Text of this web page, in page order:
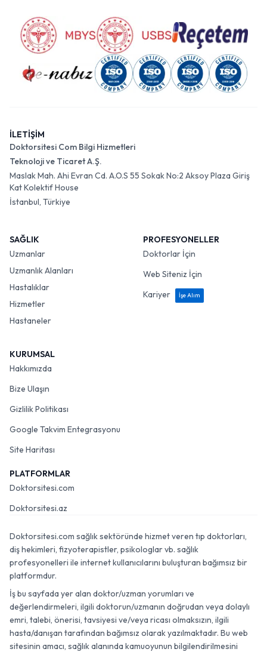
İLETİŞİM
Doktorsitesi Com Bilgi Hizmetleri
Teknoloji ve Ticaret A.Ş.
Maslak Mah. Ahi Evran Cd. A.O.S 55 Sokak No:2 Aksoy Plaza Giriş
Kat Kolektif House
İstanbul, Türkiye
SAĞLIK
Uzmanlar
Uzmanlık Alanları
Hastalıklar
Hizmetler
Hastaneler
PROFESYONELLER
Doktorlar İçin
Web Siteniz İçin
Kariyer
İşe Alım
KURUMSAL
Hakkımızda
Bize Ulaşın
Gizlilik Politikası
Google Takvim Entegrasyonu
Site Haritası
PLATFORMLAR
Doktorsitesi.com
Doktorsitesi.az
Doktorsitesi.com sağlık sektöründe hizmet veren tıp doktorları,
diş hekimleri, fizyoterapistler, psikologlar vb. sağlık
profesyonelleri ile internet kullanıcılarını buluşturan bağımsız bir
platformdur.
İş bu sayfada yer alan doktor/uzman yorumları ve
değerlendirmeleri, ilgili doktorun/uzmanın doğrudan veya dolaylı
emri, talebi, önerisi, tavsiyesi ve/veya ricası olmaksızın, ilgili
hasta/danışan tarafından bağımsız olarak yazılmaktadır. Bu web
sitesinin amacı, sağlık alanında kamuoyunun bilgilendirilmesini